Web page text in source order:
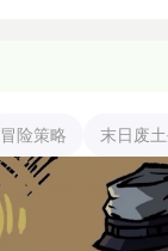
冒险策略 末日废